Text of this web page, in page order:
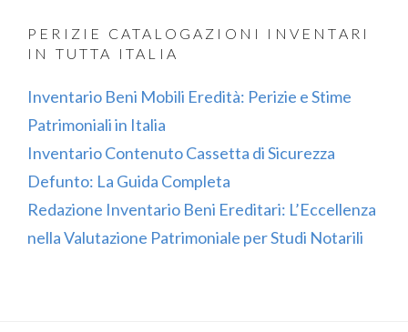
PERIZIE CATALOGAZIONI INVENTARI
IN TUTTA ITALIA
Inventario Beni Mobili Eredità: Perizie e Stime
Patrimoniali in Italia
Inventario Contenuto Cassetta di Sicurezza
Defunto: La Guida Completa
Redazione Inventario Beni Ereditari: L’Eccellenza
nella Valutazione Patrimoniale per Studi Notarili